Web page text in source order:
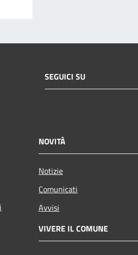
SEGUICI SU
NOVITÀ
Notizie
Comunicati
Avvisi
VIVERE IL COMUNE